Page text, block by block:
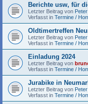
Berichte usw, für
Letzter Beitrag von
Verfasst in Termine /
Oldtimertreffen
Letzter Beitrag von
Verfasst in Termine /
Einladung 2024
Letzter Beitrag von
Verfasst in Termine /
Jurabike in
Letzter Beitrag von
Verfasst in Termine /